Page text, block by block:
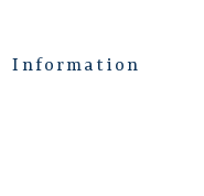
Information